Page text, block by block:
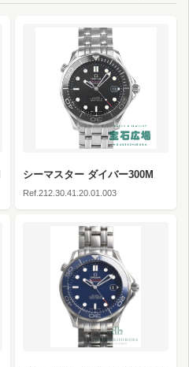
シーマスター ダイバー300M
Ref.212.30.41.20.01.003